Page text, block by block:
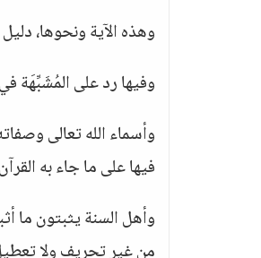
وهذه الآية ونحوها،
وفيها رد على المُشَبِّهَة
وأسماء الله تعالى
فيها على ما جاء به
وأهل السنة يثبتون ما